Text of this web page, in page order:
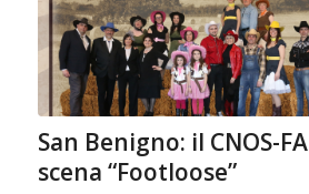
San Benigno: il CNOS-
scena “Footloose”